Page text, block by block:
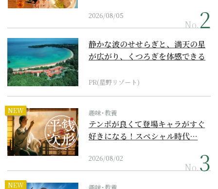
2026/08/05
No.
静かな波のせせらぎと、満天の星
が広がり、くつろぎを体感できる
PR(星野リゾート)
NEW 趣味･教養
テンポが良くて登場キャラがすぐ
好きになる！スペシャル時代…
2026/08/02
No.
NEW 趣味･教養